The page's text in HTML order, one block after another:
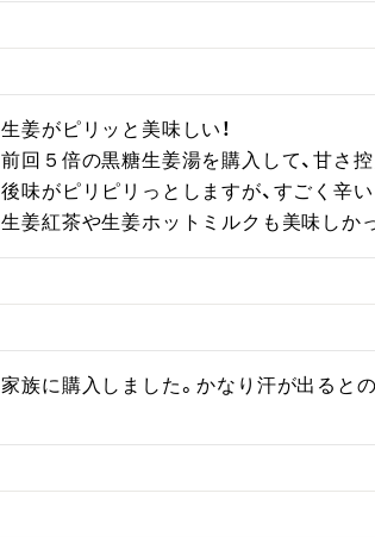
生姜がピリッと美味しい！
前回５倍の黒糖生姜湯を購入して、甘さ
後味がピリピリっとしますが、すごく辛
生姜紅茶や生姜ホットミルクも美味しか
家族に購入しました。かなり汗が出ると